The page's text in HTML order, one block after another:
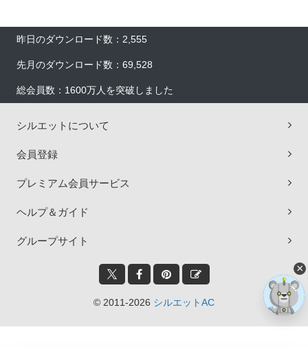
昨日のダウンロード数：2,555
先月のダウンロード数：69,528
総会員数：1600万人を突破しました
シルエットについて
会員登録
プレミアム会員サービス
ヘルプ＆ガイド
グループサイト
© 2011-2026 シルエットAC
×